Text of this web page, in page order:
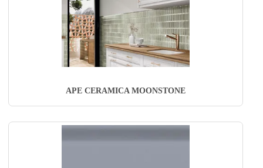
APE CERAMICA MOONSTONE